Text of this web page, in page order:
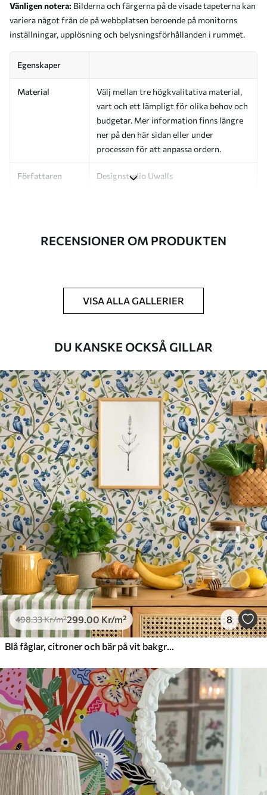
Vänligen notera: Bilderna och färgerna på de visade tapeterna kan
variera något från de på webbplatsen beroende på monitorns
inställningar, upplösning och belysningsförhållanden i rummet.
Egenskaper
Material
Välj mellan tre högkvalitativa material,
vart och ett lämpligt för olika behov och
budgetar. Mer information finns längre
ner på den här sidan eller under
processen för att anpassa ordern.
Författaren Designstudio Uwalls
Du kan lägga till ett lackskikt och/eller
Rengöring
Tapeten kan rengöras försiktigt med en
rengöras med vatten.
Tillämpningsmetod Sömlös applikation
Tillgängliga material
Standard
498.33 299.00Kr/m²
Premium
631.67379.00Kr/m²
Premiumvinyl
725.00435.00Kr/m²
RECENSIONER OM PRODUKTEN
VISA ALLA GALLERIER
DU KANSKE OCKSÅ GILLAR
498.33Kr/m²299.00 Kr/m² 8
Blå fåglar, citroner och bär på vit bakgrund